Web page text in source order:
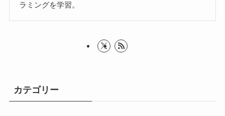
ラミングを学習。
カテゴリー